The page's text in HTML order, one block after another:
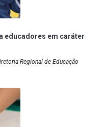
educadores em caráter
Regional de Educação